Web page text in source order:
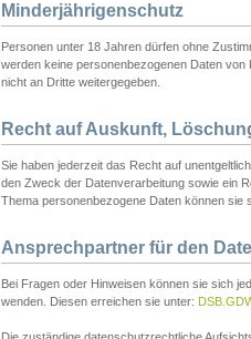
Minderjährigenschutz
Personen unter 18 Jahren dürfen ohne
werden keine personenbezogenen Daten
nicht an Dritte weitergegeben.
Recht auf Auskunft,
Sie haben jederzeit das Recht auf
den Zweck der Datenverarbeitung sowie ein
Thema personenbezogene Daten können sie
Ansprechpartner für den
Bei Fragen oder Hinweisen können sie sich
wenden. Diesen erreichen sie unter: